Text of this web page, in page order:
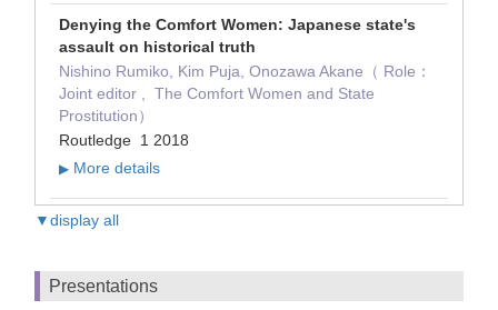
Denying the Comfort Women: Japanese state's
assault on historical truth
Nishino Rumiko, Kim Puja, Onozawa Akane（ Role：
Joint editor , The Comfort Women and State
Prostitution）
Routledge 1 2018
▶ More details
▼display all
Presentations